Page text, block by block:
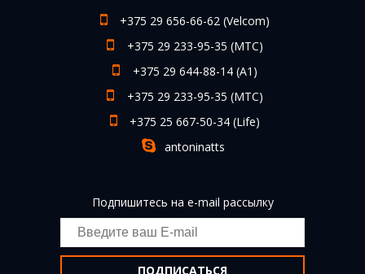
+375 29 656-66-62 (Velcom)
+375 29 233-95-35 (МТС)
+375 29 644-88-14(А1)
+375 29 233-95-35 (МТС)
+375 25 667-50-34 (Life)
antoninatts
Подпишитесь на e-mail рассылку
ПОДПИСАТЬСЯ